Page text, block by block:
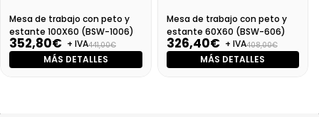
Mesa de trabajo con peto y
estante 100X60 (BSW-1006)
352,80€ + IVA441,00€
MÁS DETALLES
Mesa de trabajo con peto y
estante 60X60 (BSW-606)
326,40€ + IVA408,00€
MÁS DETALLES